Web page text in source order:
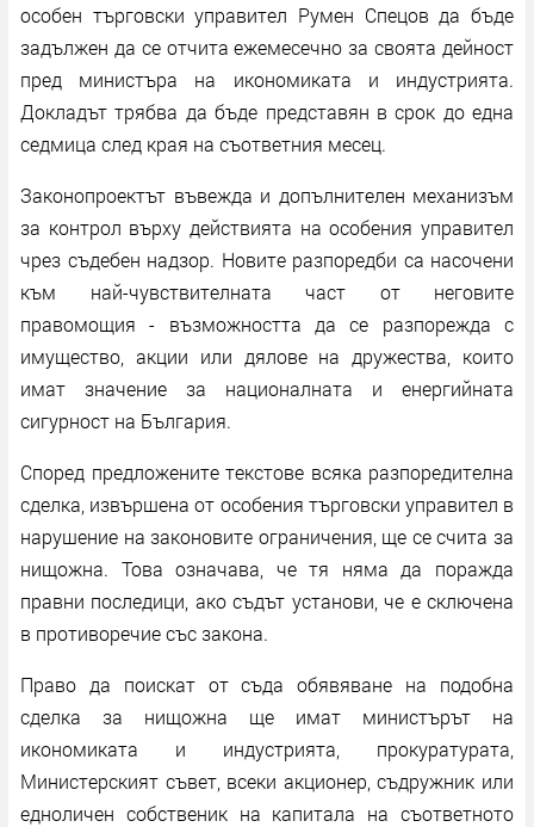
особен търговски управител Румен Спецов да бъде
задължен да се отчита ежемесечно за своята дейност
пред министъра на икономиката и индустрията.
Докладът трябва да бъде представян в срок до една
седмица след края на съответния месец.
Законопроектът въвежда и допълнителен механизъм
за контрол върху действията на особения управител
чрез съдебен надзор. Новите разпоредби са насочени
към най-чувствителната част от неговите
правомощия - възможността да се разпорежда с
имущество, акции или дялове на дружества, които
имат значение за националната и енергийната
сигурност на България.
Според предложените текстове всяка разпоредителна
сделка, извършена от особения търговски управител в
нарушение на законовите ограничения, ще се счита за
нищожна. Това означава, че тя няма да поражда
правни последици, ако съдът установи, че е сключена
в противоречие със закона.
Право да поискат от съда обявяване на подобна
сделка за нищожна ще имат министърът на
икономиката и индустрията, прокуратурата,
Министерският съвет, всеки акционер, съдружник или
едноличен собственик на капитала на съответното